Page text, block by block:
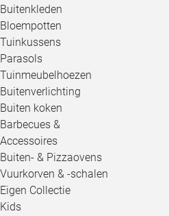
Buitenkleden
Bloempotten
Tuinkussens
Parasols
Tuinmeubelhoezen
Buitenverlichting
Buiten koken
Barbecues &
Accessoires
Buiten- & Pizzaovens
Vuurkorven & -schalen
Eigen Collectie
Kids